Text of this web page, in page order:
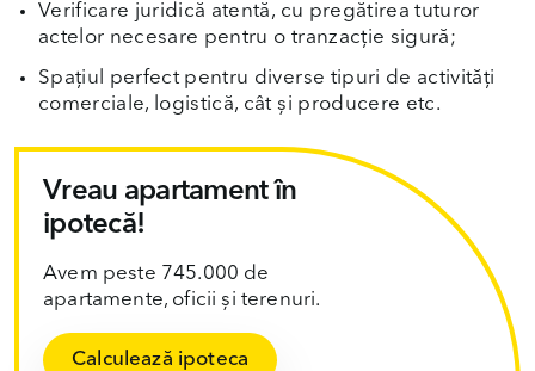
Verificare juridică atentă, cu pregătirea tuturor
actelor necesare pentru o tranzacție sigură;
Spațiul perfect pentru diverse tipuri de activități
comerciale, logistică, cât și producere etc.
Vreau apartament în
ipotecă!
Avem peste 745.000 de
apartamente, oficii și terenuri.
Calculează ipoteca